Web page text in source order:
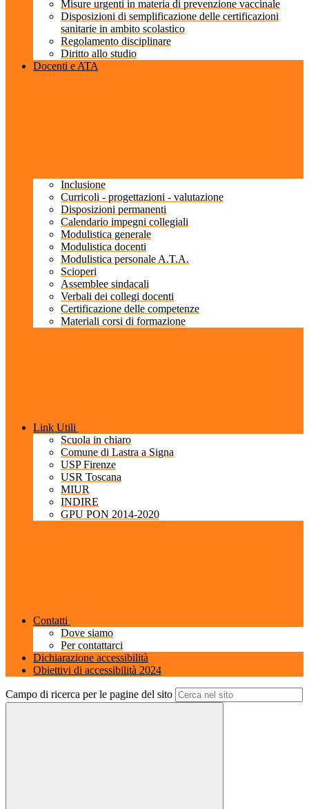
Misure urgenti in materia di prevenzione vaccinale
Disposizioni di semplificazione delle certificazioni
sanitarie in ambito scolastico
Regolamento disciplinare
Diritto allo studio
Docenti e ATA
Inclusione
Curricoli - progettazioni - valutazione
Disposizioni permanenti
Calendario impegni collegiali
Modulistica generale
Modulistica docenti
Modulistica personale A.T.A.
Scioperi
Assemblee sindacali
Verbali dei collegi docenti
Certificazione delle competenze
Materiali corsi di formazione
Link Utili
Scuola in chiaro
Comune di Lastra a Signa
USP Firenze
USR Toscana
MIUR
INDIRE
GPU PON 2014-2020
Contatti
Dove siamo
Per contattarci
Dichiarazione accessibilità
Obiettivi di accessibilità 2024
Campo di ricerca per le pagine del sito